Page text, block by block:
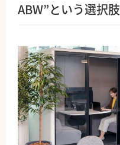
ABW”という選択肢